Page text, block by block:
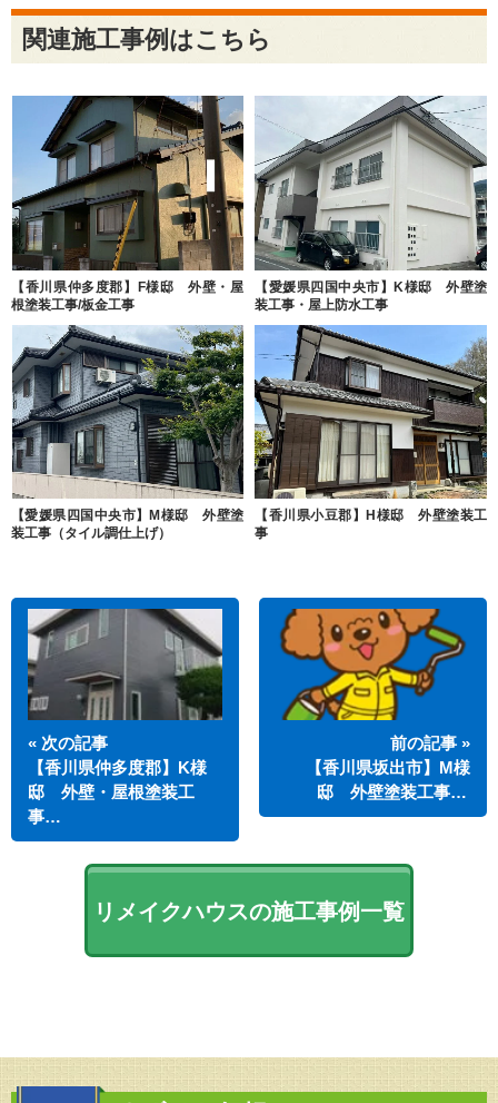
関連施工事例はこちら
【香川県仲多度郡】F様邸 外壁・屋
根塗装工事/板金工事
【愛媛県四国中央市】K様邸 外壁塗
装工事・屋上防水工事
【愛媛県四国中央市】M様邸 外壁塗
装工事（タイル調仕上げ）
【香川県小豆郡】H様邸 外壁塗装工
事
« 次の記事
【香川県仲多度郡】K様
邸 外壁・屋根塗装工
事…
前の記事 »
【香川県坂出市】M様
邸 外壁塗装工事…
リメイクハウスの施工事例一覧